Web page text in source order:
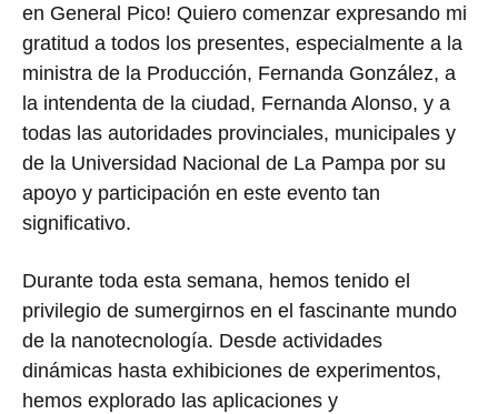
en General Pico! Quiero comenzar expresando mi
gratitud a todos los presentes, especialmente a la
ministra de la Producción, Fernanda González, a
la intendenta de la ciudad, Fernanda Alonso, y a
todas las autoridades provinciales, municipales y
de la Universidad Nacional de La Pampa por su
apoyo y participación en este evento tan
significativo.
Durante toda esta semana, hemos tenido el
privilegio de sumergirnos en el fascinante mundo
de la nanotecnología. Desde actividades
dinámicas hasta exhibiciones de experimentos,
hemos explorado las aplicaciones y